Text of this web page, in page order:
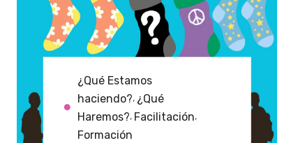
¿Qué Estamos
haciendo?, ¿Qué
Haremos?, Facilitación,
Formación